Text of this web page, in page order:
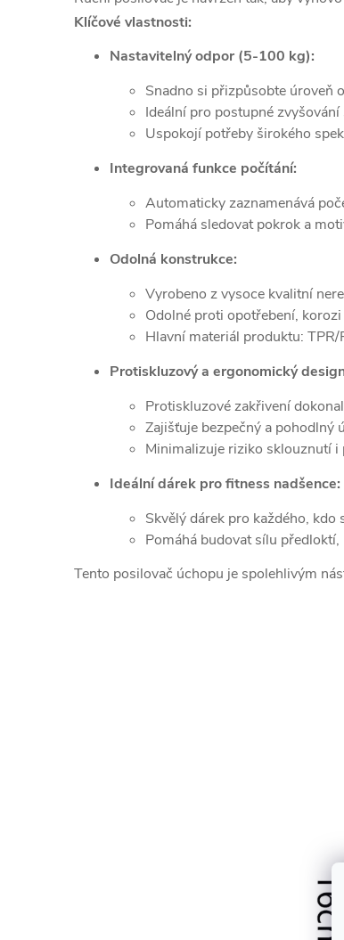
Klíčové vlastnosti:
Nastavitelný odpor (5-100 kg):
Snadno si přizpůsobte úroveň
Ideální pro postupné
Uspokojí potřeby širokého
Integrovaná funkce počítání:
Automaticky zaznamenává
Pomáhá sledovat pokrok a
Odolná konstrukce:
Vyrobeno z vysoce kvalitní
Odolné proti opotřebení,
Hlavní materiál produktu: TPR/
Protiskluzový a ergonomický
Protiskluzové zakřivení
Zajišťuje bezpečný a pohodlný
Minimalizuje riziko sklouznutí
Ideální dárek pro fitness nadšence:
Skvělý dárek pro každého,
Pomáhá budovat sílu předloktí,
Tento posilovač úchopu je spolehlivým